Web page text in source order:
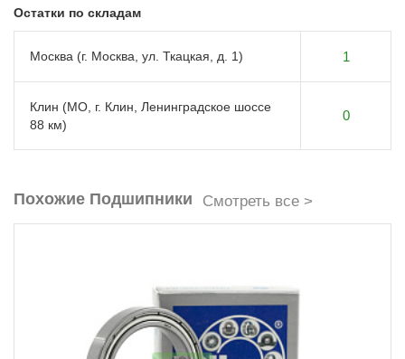
Остатки по складам
Москва (г. Москва, ул. Ткацкая, д. 1) 1
Клин (МО, г. Клин, Ленинградское шоссе
88 км)
0
Похожие Подшипники Смотреть все >